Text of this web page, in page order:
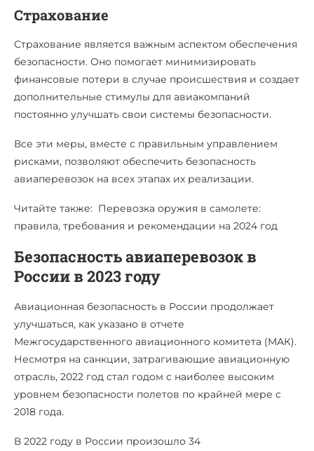
Страхование
Страхование является важным аспектом обеспечения
безопасности. Оно помогает минимизировать
финансовые потери в случае происшествия и создает
дополнительные стимулы для авиакомпаний
постоянно улучшать свои системы безопасности.
Все эти меры, вместе с правильным управлением
рисками, позволяют обеспечить безопасность
авиаперевозок на всех этапах их реализации.
Читайте также: Перевозка оружия в самолете:
правила, требования и рекомендации на 2024 год
Безопасность авиаперевозок в
России в 2023 году
Авиационная безопасность в России продолжает
улучшаться, как указано в отчете
Межгосударственного авиационного комитета (МАК).
Несмотря на санкции, затрагивающие авиационную
отрасль, 2022 год стал годом с наиболее высоким
уровнем безопасности полетов по крайней мере с
2018 года.
В 2022 году в России произошло 34